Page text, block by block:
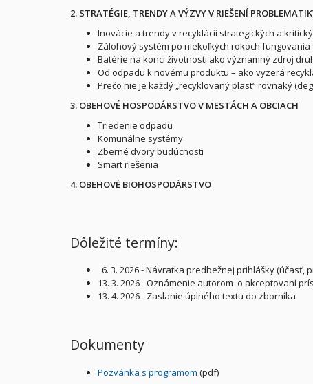
2. STRATÉGIE, TRENDY A VÝZVY V RIEŠENÍ
Inovácie a trendy v recyklácii strategických a
Zálohový systém po niekoľkých rokoch
Batérie na konci životnosti ako významný zdroj
Od odpadu k novému produktu – ako vyzerá
Prečo nie je každý „recyklovaný plast“ rovnaký
3. OBEHOVÉ HOSPODÁRSTVO V MESTÁCH A OBCIACH
Triedenie odpadu
Komunálne systémy
Zberné dvory budúcnosti
Smart riešenia
4. OBEHOVÉ BIOHOSPODÁRSTVO
Dôležité termíny:
6. 3. 2026 - Návratka predbežnej prihlášky (účasť,
13. 3. 2026 - Oznámenie autorom o akceptovaní
13. 4. 2026 - Zaslanie úplného textu do zborníka
Dokumenty
Pozvánka s programom (pdf)